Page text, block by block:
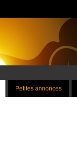
Petites annonces